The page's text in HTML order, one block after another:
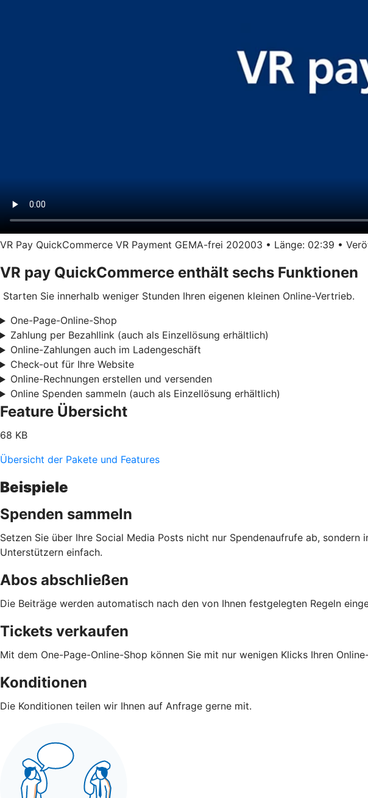
VR Pay QuickCommerce VR Payment GEMA-frei 202003 • Länge: 02:39 •
VR pay QuickCommerce enthält sechs Funktionen
Starten Sie innerhalb weniger Stunden Ihren eigenen kleinen Online-Vertrieb.
One-Page-Online-Shop
Zahlung per Bezahllink (auch als Einzellösung erhältlich)
Online-Zahlungen auch im Ladengeschäft
Check-out für Ihre Website
Online-Rechnungen erstellen und versenden
Online Spenden sammeln (auch als Einzellösung erhältlich)
Feature Übersicht
68 KB
Übersicht der Pakete und Features
Beispiele
Spenden sammeln
Setzen Sie über Ihre Social Media Posts nicht nur Spendenaufrufe ab,
Unterstützern einfach.
Abos abschließen
Die Beiträge werden automatisch nach den von Ihnen festgelegten Regeln
Tickets verkaufen
Mit dem One-Page-Online-Shop können Sie mit nur wenigen Klicks Ihren
Konditionen
Die Konditionen teilen wir Ihnen auf Anfrage gerne mit.